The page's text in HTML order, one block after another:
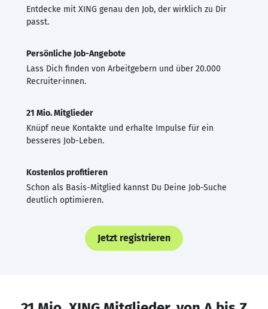
Entdecke mit XING genau den Job, der wirklich zu Dir
passt.
Persönliche Job-Angebote
Lass Dich finden von Arbeitgebern und über 20.000
Recruiter·innen.
21 Mio. Mitglieder
Knüpf neue Kontakte und erhalte Impulse für ein
besseres Job-Leben.
Kostenlos profitieren
Schon als Basis-Mitglied kannst Du Deine Job-Suche
deutlich optimieren.
Jetzt registrieren